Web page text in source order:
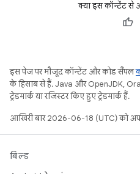
क्या इस कॉन्टेंट से
इस पेज पर मौजूद कॉन्टेंट और कोड सैंपल
के हिसाब से हैं. Java और OpenJDK,
ट्रेडमार्क या रजिस्टर किए हुए ट्रेडमार्क हैं.
आखिरी बार 2026-06-18 (UTC) को
बिल्ड